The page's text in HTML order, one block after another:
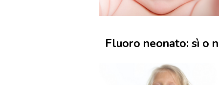
Fluoro neonato: sì o